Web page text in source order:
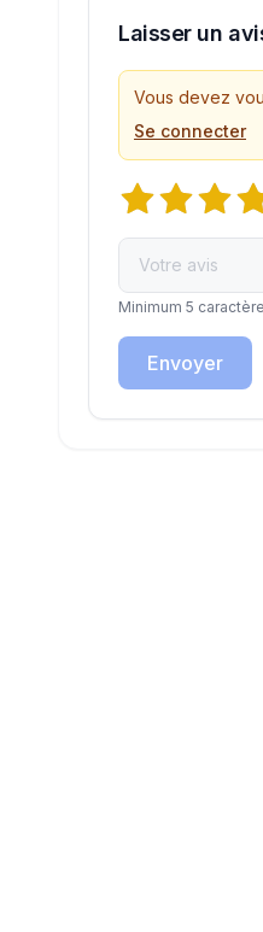
Laisser un
Vous devez
Se connecter
Minimum 5
Envoyer